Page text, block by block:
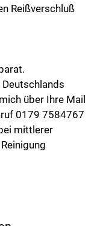
Reißverschluß
über Ihre Mail
0179 7584767
mittlerer